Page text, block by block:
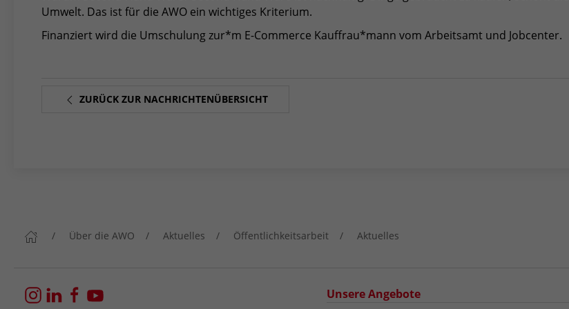
Umwelt. Das ist für die AWO ein wichtiges Kriterium.
Finanziert wird die Umschulung zur*m E-Commerce Kauffrau*mann vom Arbeitsamt und Jobcenter.
ZURÜCK ZUR NACHRICHTENÜBERSICHT
Über die AWO Aktuelles Öffentlichkeitsarbeit Aktuelles
Unsere Angebote